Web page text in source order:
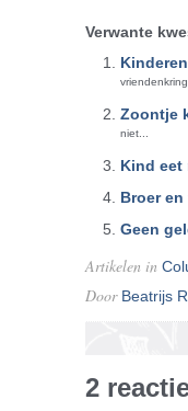
Verwante
Zoontje
niet...
Kind eet
Broer
Geen
Artikelen in
Door Beatrijs
2